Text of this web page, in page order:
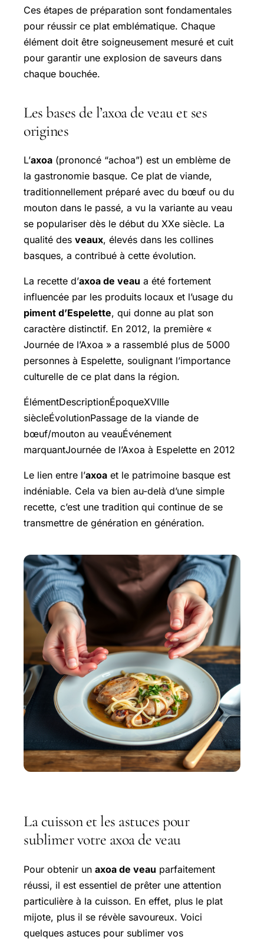
Ces étapes de préparation sont fondamentales
pour réussir ce plat emblématique. Chaque
élément doit être soigneusement mesuré et cuit
pour garantir une explosion de saveurs dans
chaque bouchée.
Les bases de l’axoa de veau et ses
origines
L’axoa (prononcé “achoa”) est un emblème de
la gastronomie basque. Ce plat de viande,
traditionnellement préparé avec du bœuf ou du
mouton dans le passé, a vu la variante au veau
se populariser dès le début du XXe siècle. La
qualité des veaux, élevés dans les collines
basques, a contribué à cette évolution.
La recette d’axoa de veau a été fortement
influencée par les produits locaux et l’usage du
piment d’Espelette, qui donne au plat son
caractère distinctif. En 2012, la première «
Journée de l’Axoa » a rassemblé plus de 5000
personnes à Espelette, soulignant l’importance
culturelle de ce plat dans la région.
ÉlémentDescriptionÉpoqueXVIIIe
siècleÉvolutionPassage de la viande de
bœuf/mouton au veauÉvénement
marquantJournée de l’Axoa à Espelette en 2012
Le lien entre l’axoa et le patrimoine basque est
indéniable. Cela va bien au-delà d’une simple
recette, c’est une tradition qui continue de se
transmettre de génération en génération.
La cuisson et les astuces pour
sublimer votre axoa de veau
Pour obtenir un axoa de veau parfaitement
réussi, il est essentiel de prêter une attention
particulière à la cuisson. En effet, plus le plat
mijote, plus il se révèle savoureux. Voici
quelques astuces pour sublimer vos